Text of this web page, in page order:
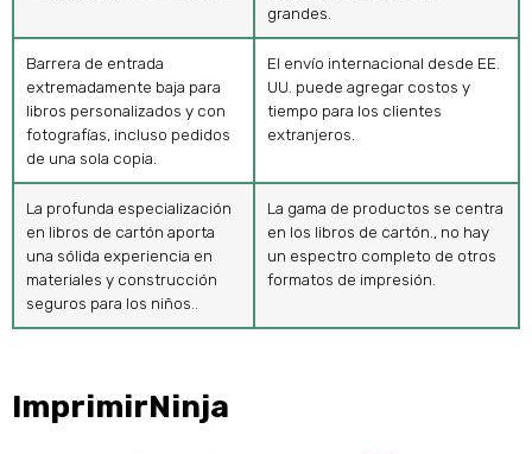
grandes.
Barrera de entrada
extremadamente baja para
libros personalizados y con
fotografías, incluso pedidos
de una sola copia.
El envío internacional desde EE.
UU. puede agregar costos y
tiempo para los clientes
extranjeros.
La profunda especialización
en libros de cartón aporta
una sólida experiencia en
materiales y construcción
seguros para los niños..
La gama de productos se centra
en los libros de cartón., no hay
un espectro completo de otros
formatos de impresión.
ImprimirNinja